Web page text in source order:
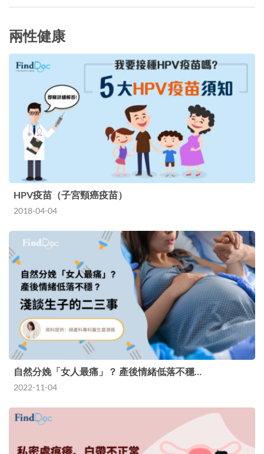
兩性健康
HPV疫苗（子宮頸癌疫苗）
2018-04-04
自然分娩「女人最痛」？ 產後情緒低落不穩…
2022-11-04